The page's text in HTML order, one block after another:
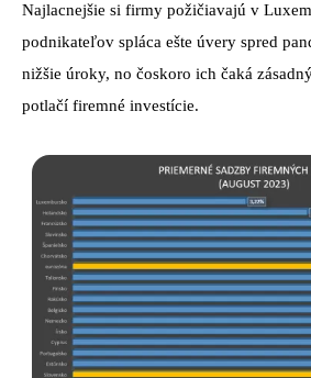
Najlacnejšie si firmy požičiavajú v
podnikateľov spláca ešte úvery spred
nižšie úroky, no čoskoro ich čaká
potlačí firemné investície.